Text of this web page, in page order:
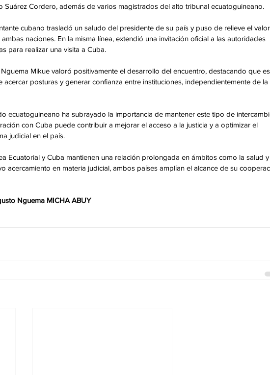
Suárez Cordero, además de varios magistrados del alto tribunal ecuatoguineano.
cubano trasladó un saludo del presidente de su país y puso de relieve el
naciones. En la misma línea, extendió una invitación oficial a las autoridades
para realizar una visita a Cuba.
Nguema Mikue valoró positivamente el desarrollo del encuentro, destacando que
posturas y generar confianza entre instituciones, independientemente de la
ecuatoguineano ha subrayado la importancia de mantener este tipo de
con Cuba puede contribuir a mejorar el acceso a la justicia y a optimizar el
judicial en el país.
Ecuatorial y Cuba mantienen una relación prolongada en ámbitos como la salud y
acercamiento en materia judicial, ambos países amplían el alcance de su
Nguema MICHA ABUY